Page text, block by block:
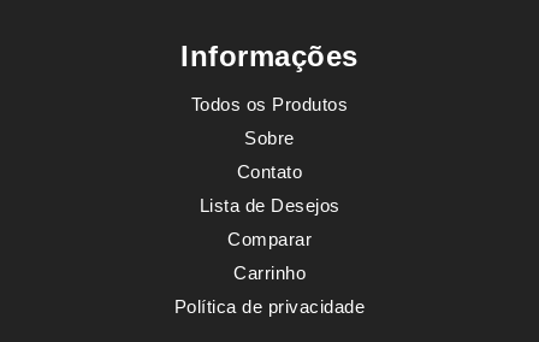
Informações
Todos os Produtos
Sobre
Contato
Lista de Desejos
Comparar
Carrinho
Política de privacidade